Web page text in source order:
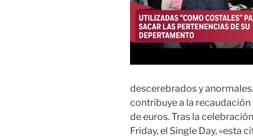
descerebrados y
contribuye a la
de euros. Tras la
Friday, el Single Day, «esta